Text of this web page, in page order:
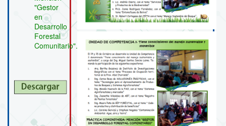
"Gestor
en
Desarrollo
Forestal
Comunitario".